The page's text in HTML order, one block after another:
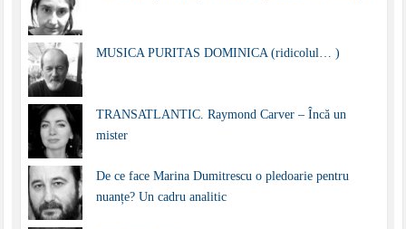
MUSICA PURITAS DOMINICA (ridicolul… )
TRANSATLANTIC. Raymond Carver – Încă un
mister
De ce face Marina Dumitrescu o pledoarie pentru
nuanțe? Un cadru analitic